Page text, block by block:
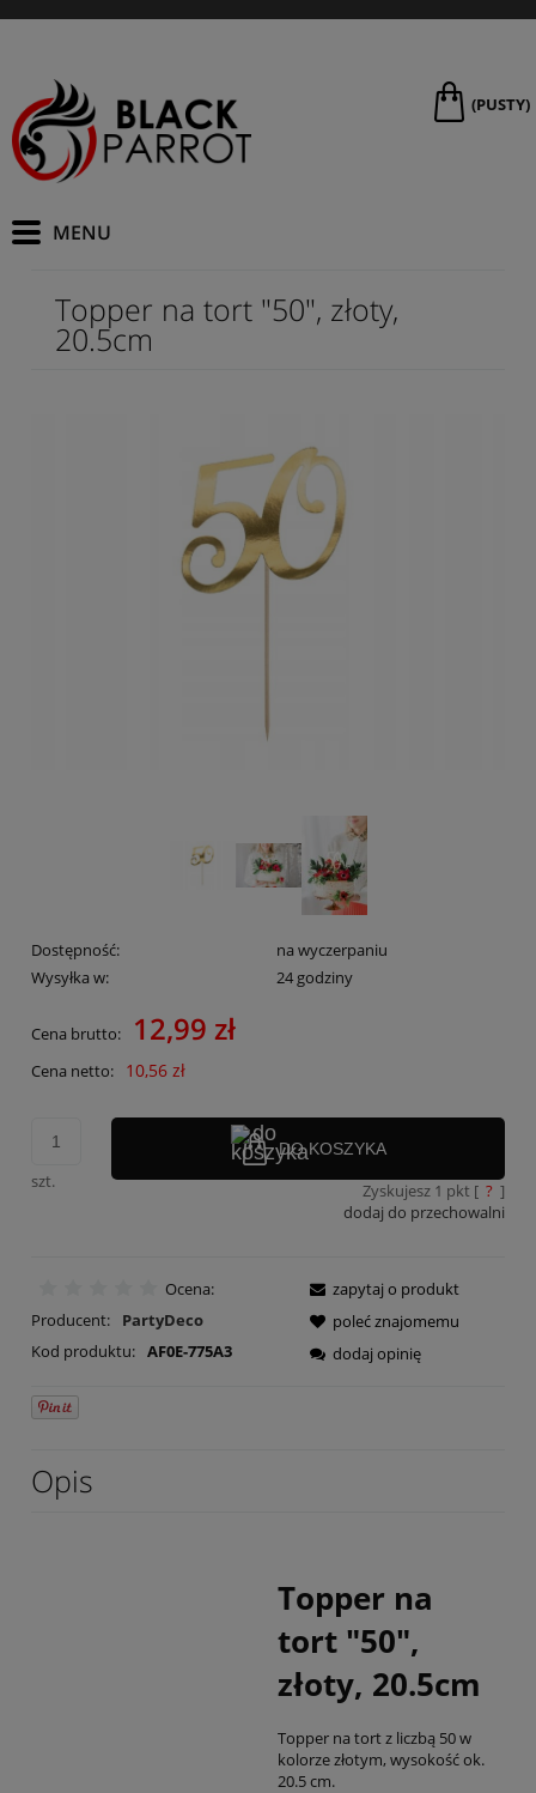
(PUSTY)
Topper na tort "50", złoty,
20.5cm
Dostępność:
na wyczerpaniu
Wysyłka w:
24 godziny
Cena brutto: 12,99 zł
Cena netto: 10,56 zł
szt.
DO KOSZYKA
Zyskujesz 1 pkt [ ? ]
dodaj do przechowalni
Ocena:
Producent:
PartyDeco
Kod produktu: AF0E-775A3
zapytaj o produkt
poleć znajomemu
dodaj opinię
Opis
Topper na
tort "50",
złoty, 20.5cm
Topper na tort z liczbą 50 w
kolorze złotym, wysokość ok.
20.5 cm.